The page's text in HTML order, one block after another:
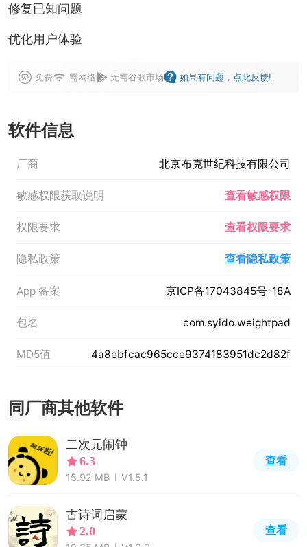
修复已知问题
优化用户体验
免费 需网络 无需谷歌市场 如果有问题，点此反馈!
软件信息
厂商 北京布克世纪科技有限公司
敏感权限获取说明 查看敏感权限
权限要求 查看权限要求
隐私政策 查看隐私政策
App 备案 京ICP备17043845号-18A
包名 com.syido.weightpad
MD5值 4a8ebfcac965cce9374183951dc2d82f
同厂商其他软件
二次元闹钟
6.3
15.92 MB V1.5.1
查看
古诗词启蒙
2.0 查看